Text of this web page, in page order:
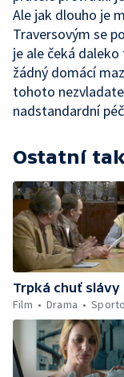
Ale jak dlouho je
Traversovým se
je ale čeká
žádný domácí
tohoto
nadstandardní
Ostatní
Trpká chuť slávy
Film
Drama